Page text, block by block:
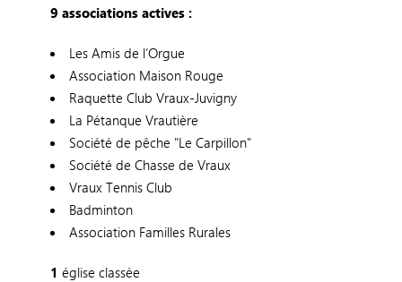
9 associations actives :
Les Amis de l’Orgue
Association Maison Rouge
Raquette Club Vraux-Juvigny
La Pétanque Vrautière
Société de pêche "Le Carpillon"
Société de Chasse de Vraux
Vraux Tennis Club
Badminton
Association Familles Rurales
1 église classée